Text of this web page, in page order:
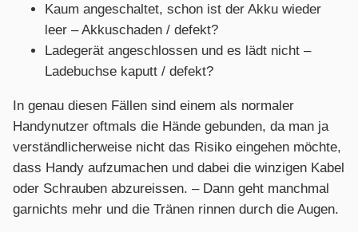
Kaum angeschaltet, schon ist der Akku wieder
leer – Akkuschaden / defekt?
Ladegerät angeschlossen und es lädt nicht –
Ladebuchse kaputt / defekt?
In genau diesen Fällen sind einem als normaler
Handynutzer oftmals die Hände gebunden, da man ja
verständlicherweise nicht das Risiko eingehen möchte,
dass Handy aufzumachen und dabei die winzigen Kabel
oder Schrauben abzureissen. – Dann geht manchmal
garnichts mehr und die Tränen rinnen durch die Augen.